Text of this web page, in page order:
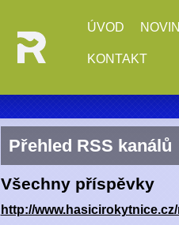
ÚVOD
KONTAKT
Přehled RSS kanálů
Všechny příspěvky
http://